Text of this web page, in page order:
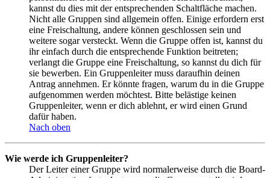
kannst du dies mit der entsprechenden Schaltfläche machen.
Nicht alle Gruppen sind allgemein offen. Einige erfordern erst
eine Freischaltung, andere können geschlossen sein und
weitere sogar versteckt. Wenn die Gruppe offen ist, kannst du
ihr einfach durch die entsprechende Funktion beitreten;
verlangt die Gruppe eine Freischaltung, so kannst du dich für
sie bewerben. Ein Gruppenleiter muss daraufhin deinen
Antrag annehmen. Er könnte fragen, warum du in die Gruppe
aufgenommen werden möchtest. Bitte belästige keinen
Gruppenleiter, wenn er dich ablehnt, er wird einen Grund
dafür haben.
Nach oben
Wie werde ich Gruppenleiter?
Der Leiter einer Gruppe wird normalerweise durch die Board-